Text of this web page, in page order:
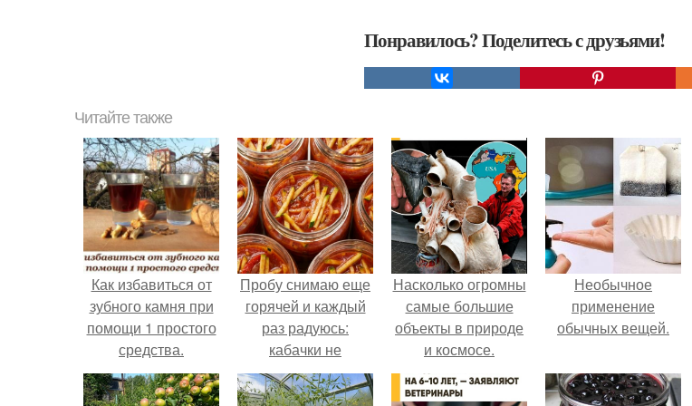
Понравилось? Поделитесь с друзьями!
Читайте также
Как избавиться от
зубного камня при
помощи 1 простого
средства.
Пробу снимаю еще
горячей и каждый
раз радуюсь:
кабачки не
развариваются, а
соус получается
Насколько огромны
самые большие
объекты в природе
и космосе.
Необычное
применение
обычных вещей.